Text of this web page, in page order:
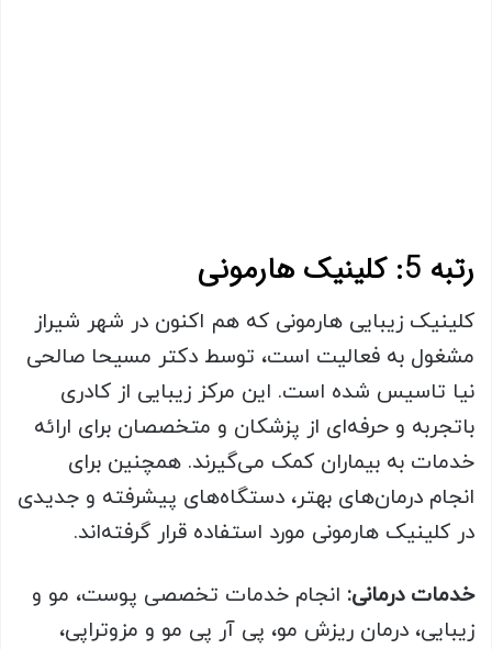
رتبه 5: کلینیک هارمونی
کلینیک زیبایی هارمونی که هم اکنون در شهر شیراز
مشغول به فعالیت است، توسط دکتر مسیحا صالحی
نیا تاسیس شده است. این مرکز زیبایی از کادری
باتجربه و حرفه‌ای از پزشکان و متخصصان برای ارائه
خدمات به بیماران کمک می‌گیرند. همچنین برای
انجام درمان‌های بهتر، دستگاه‌های پیشرفته و جدیدی
در کلینیک هارمونی مورد استفاده قرار گرفته‌اند.
خدمات درمانی: انجام خدمات تخصصی پوست، مو و
زیبایی، درمان ریزش مو، پی آر پی مو و مزوتراپی،